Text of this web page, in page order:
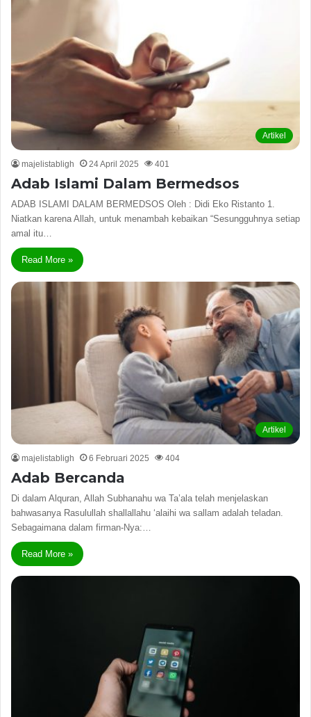
Artikel
majelistabligh 24 April 2025 401
Adab Islami Dalam Bermedsos
ADAB ISLAMI DALAM BERMEDSOS Oleh : Didi Eko Ristanto 1.
Niatkan karena Allah, untuk menambah kebaikan “Sesungguhnya setiap
amal itu…
Read More »
Artikel
majelistabligh 6 Februari 2025 404
Adab Bercanda
Di dalam Alquran, Allah Subhanahu wa Ta’ala telah menjelaskan
bahwasanya Rasulullah shallallahu ‘alaihi wa sallam adalah teladan.
Sebagaimana dalam firman-Nya:…
Read More »